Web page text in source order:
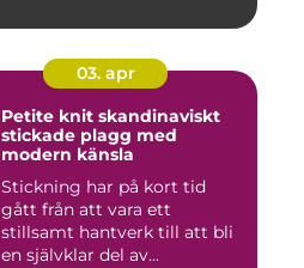
03. apr
Petite knit skandinaviskt
stickade plagg med
modern känsla
Stickning har på kort tid
gått från att vara ett
stillsamt hantverk till att bli
en självklar del av...